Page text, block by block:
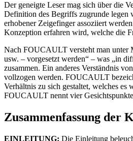
Der geneigte Leser mag sich über die
Definition des Begriffs zugrunde legen
erhobener Zeigefinger assoziiert
Konzeption erfahren wird, welche die
Nach FOUCAULT versteht man unter
usw. – vorgesetzt werden“ – was „in
zusammen. Ein anderes Verständnis
vollzogen werden. FOUCAULT
Verhältnis zu sich gestaltet, welches
FOUCAULT nennt vier
Zusammenfassung der
EINLEITUNG: Die Einleitung